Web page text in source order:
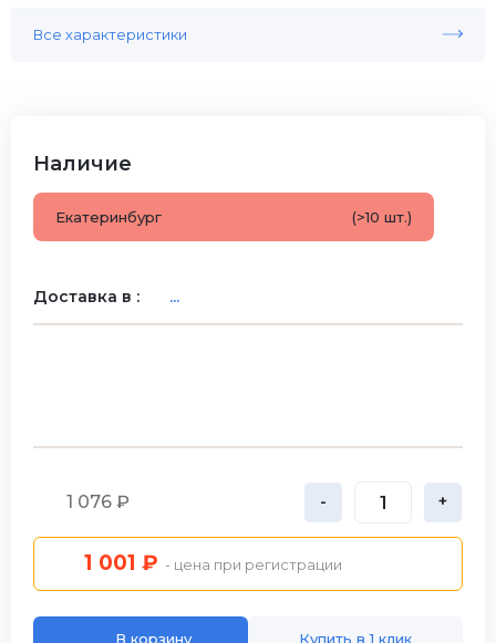
Все характеристики
Наличие
Екатеринбург (>10 шт.)
Доставка в : ...
1 076 ₽ - +
1 001 ₽ - цена при регистрации
В корзину Купить в 1 клик